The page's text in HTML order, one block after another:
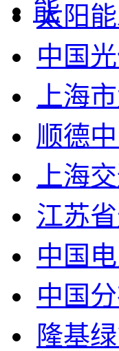
太阳
中国
上海
顺德
上海
江苏
中国
中国
隆基